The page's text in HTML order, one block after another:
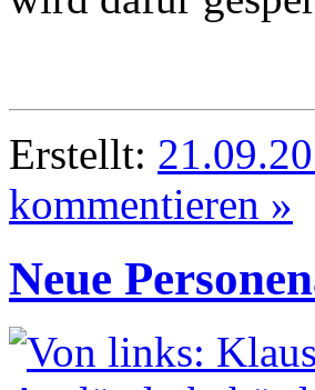
Erstellt:
kommentieren »
Neue